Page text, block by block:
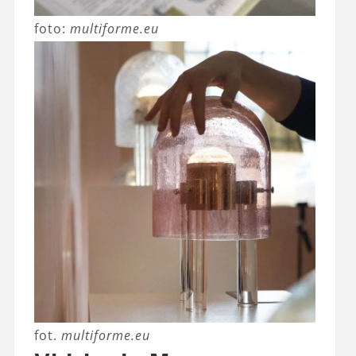
foto: multiforme.eu
fot. multiforme.eu